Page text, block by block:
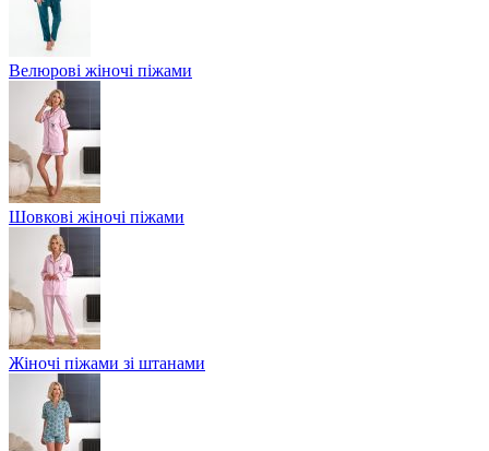
Велюрові жіночі піжами
Шовкові жіночі піжами
Жіночі піжами зі штанами